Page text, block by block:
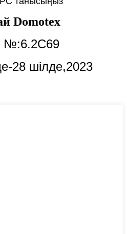
Domotex
№:6.2C69
28 шілде,2023